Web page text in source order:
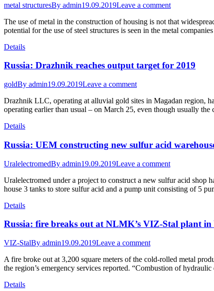
metal structuresBy admin19.09.2019Leave a comment
The use of metal in the construction of housing is not that
potential for the use of steel structures is seen in the metal
Details
Russia: Drazhnik reaches output target for 2019
goldBy admin19.09.2019Leave a comment
Drazhnik LLC, operating at alluvial gold sites in Magadan region,
operating earlier than usual – on March 25, even though usually
Details
Russia: UEM constructing new sulfur acid
UralelectromedBy admin19.09.2019Leave a comment
Uralelectromed under a project to construct a new sulfur acid shop
house 3 tanks to store sulfur acid and a pump unit consisting of 5
Details
Russia: fire breaks out at NLMK’s VIZ-Stal plant
VIZ-StalBy admin19.09.2019Leave a comment
A fire broke out at 3,200 square meters of the cold-rolled metal
the region’s emergency services reported. “Combustion of
Details